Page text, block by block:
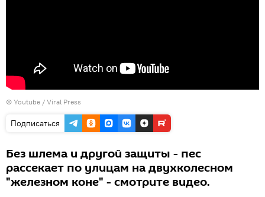
© Youtube / Viral Press
Подписаться
Без шлема и другой защиты - пес
рассекает по улицам на двухколесном
"железном коне" - смотрите видео.